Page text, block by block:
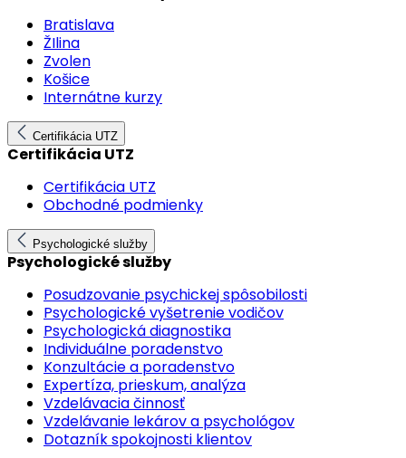
Bratislava
ŽIlina
Zvolen
Košice
Internátne kurzy
Certifikácia UTZ
Certifikácia UTZ
Certifikácia UTZ
Obchodné podmienky
Psychologické služby
Psychologické služby
Posudzovanie psychickej spôsobilosti
Psychologické vyšetrenie vodičov
Psychologická diagnostika
Individuálne poradenstvo
Konzultácie a poradenstvo
Expertíza, prieskum, analýza
Vzdelávacia činnosť
Vzdelávanie lekárov a psychológov
Dotazník spokojnosti klientov